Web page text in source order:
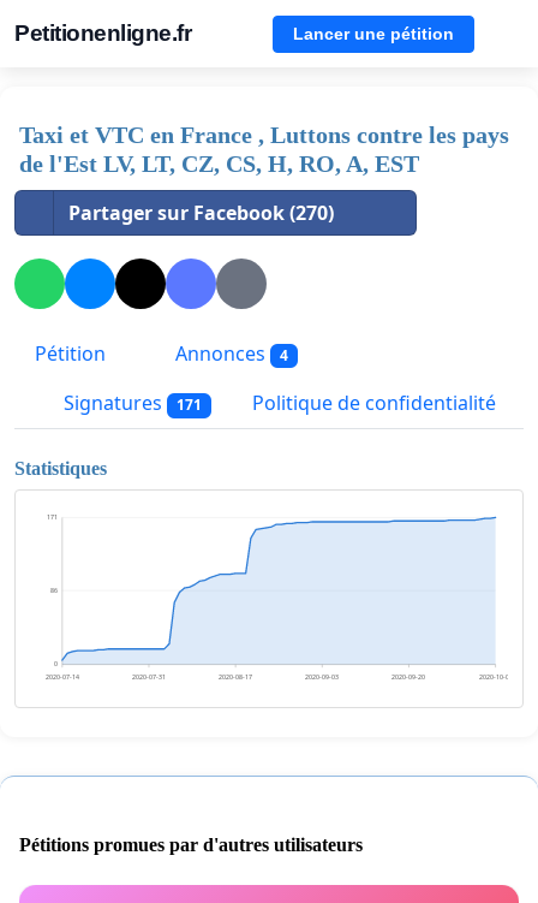
Petitionenligne.fr Lancer une pétition
Taxi et VTC en France , Luttons contre les pays
de l'Est LV, LT, CZ, CS, H, RO, A, EST
Partager sur Facebook (270)
Pétition Annonces 4
Signatures 171 Politique de confidentialité
Statistiques
0
86
171
2020-07-14 2020-07-31 2020-08-17 2020-09-03 2020-09-20 2020-10-07
Pétitions promues par d'autres utilisateurs